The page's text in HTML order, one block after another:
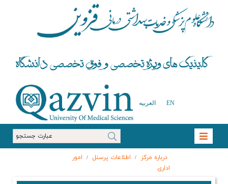
EN العربیه
درباره مرکز / اطلاعات پرسنل / امور
اداری